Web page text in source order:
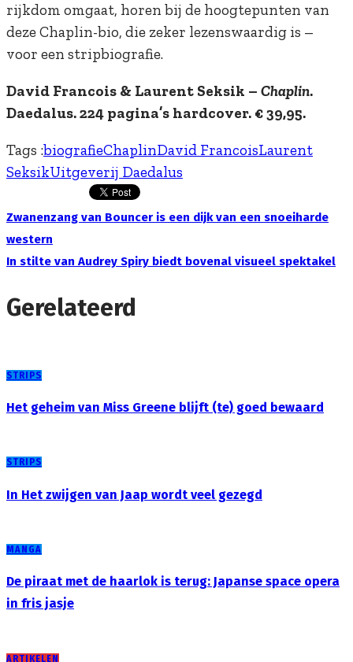
rijkdom omgaat, horen bij de hoogtepunten van
deze Chaplin-bio, die zeker lezenswaardig is –
voor een stripbiografie.
David Francois & Laurent Seksik – Chaplin.
Daedalus. 224 pagina’s hardcover. € 39,95.
Tags :biografieChaplinDavid FrancoisLaurent
SeksikUitgeverij Daedalus
Zwanenzang van Bouncer is een dijk van een snoeiharde
western
In stilte van Audrey Spiry biedt bovenal visueel spektakel
Gerelateerd
STRIPS
Het geheim van Miss Greene blijft (te) goed bewaard
STRIPS
In Het zwijgen van Jaap wordt veel gezegd
MANGA
De piraat met de haarlok is terug: Japanse space opera
in fris jasje
ARTIKELEN